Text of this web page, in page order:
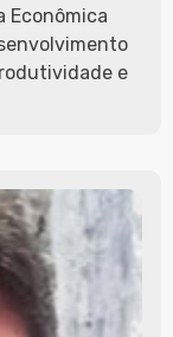
Econômica
e